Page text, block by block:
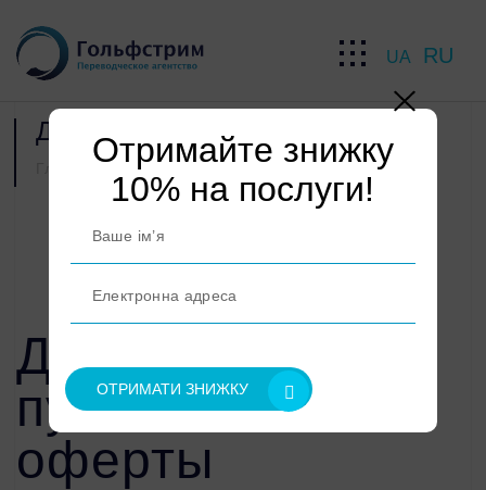
UA RU
Договор публичной оферты
Договор публичной оферты
Договор
публичной
оферты
Отримайте знижку
10% на послуги!